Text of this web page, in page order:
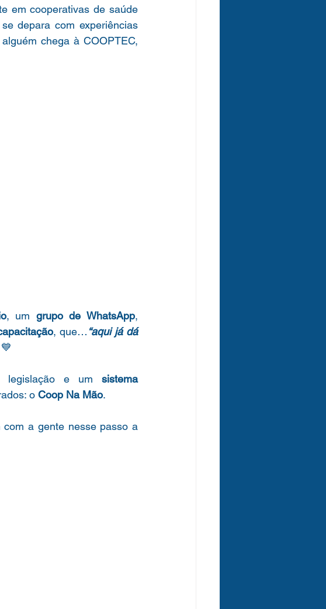
em cooperativas de saúde
depara com experiências
chega à COOPTEC,
, um grupo de WhatsApp
, que…“aqui já dá
legislação e um sistema
o Coop Na Mão.
com a gente nesse passo a